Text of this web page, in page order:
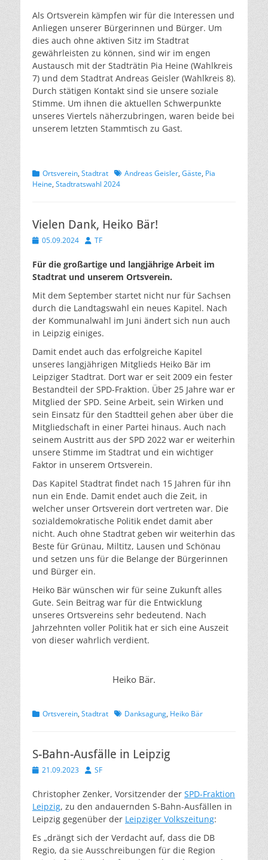
Als Ortsverein kämpfen wir für die Interessen und
Anliegen unserer Bürgerinnen und Bürger. Um
dies auch ohne aktiven Sitz im Stadtrat
gewährleisten zu können, sind wir im engen
Austausch mit der Stadträtin Pia Heine (Wahlkreis
7) und dem Stadtrat Andreas Geisler (Wahlkreis 8).
Durch stätigen Kontakt sind sie unsere soziale
Stimme. Um ihnen die aktuellen Schwerpunkte
unseres Viertels näherzubringen, waren beide bei
unserem letzten Stammtisch zu Gast.
Kategorien
Ortsverein, Stadtrat Schlagworte
Andreas Geisler, Gäste, Pia
Heine, Stadtratswahl 2024
Vielen Dank, Heiko Bär!
Veröffentlicht
05.09.2024 Autor
TF
Für die großartige und langjährige Arbeit im
Stadtrat und unserem Ortsverein.
Mit dem September startet nicht nur für Sachsen
durch die Landtagswahl ein neues Kapitel. Nach
der Kommunalwahl im Juni ändert sich nun auch
in Leipzig einiges.
Damit endet auch das erfolgreiche Kapitel
unseres langjährigen Mitglieds Heiko Bär im
Leipziger Stadtrat. Dort war er seit 2009 ein fester
Bestandteil der SPD-Fraktion. Über 25 Jahre war er
Mitglied der SPD. Seine Arbeit, sein Wirken und
sein Einsatz für den Stadtteil gehen aber über die
Mitgliedschaft in einer Partei hinaus. Auch nach
seinem Austritt aus der SPD 2022 war er weiterhin
unsere Stimme im Stadtrat und ein wichtiger
Faktor in unserem Ortsverein.
Das Kapitel Stadtrat findet nach 15 Jahren für ihn
nun ein Ende. Damit endet auch die Zeit, in
welcher unser Ortsverein dort vertreten war. Die
sozialdemokratische Politik endet damit aber
nicht. Auch ohne Stadtrat geben wir weiterhin das
Beste für Grünau, Miltitz, Lausen und Schönau
und setzen uns für die Belange der Bürgerinnen
und Bürger ein.
Heiko Bär wünschen wir für seine Zukunft alles
Gute. Sein Beitrag war für die Entwicklung
unseres Ortsvereins sehr bedeutend. Nach
Jahrzehnten voller Politik hat er sich eine Auszeit
von dieser wahrlich verdient.
Heiko Bär.
Kategorien
Ortsverein, Stadtrat Schlagworte
Danksagung, Heiko Bär
S-Bahn-Ausfälle in Leipzig
Veröffentlicht
21.09.2023 Autor
SF
Christopher Zenker, Vorsitzender der SPD-Fraktion
Leipzig, zu den andauernden S-Bahn-Ausfällen in
Leipzig gegenüber der Leipziger Volkszeitung:
Es „drängt sich der Verdacht auf, dass die DB
Regio, da sie Ausschreibungen für die Region